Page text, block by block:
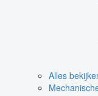
Alles